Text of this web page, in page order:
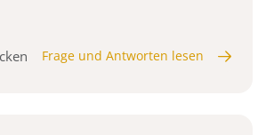
Frage und Antworten lesen